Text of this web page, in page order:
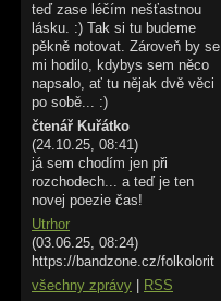
teď zase léčím nešťastnou
lásku. :) Tak si tu budeme
pěkně notovat. Zároveň by se
mi hodilo, kdybys sem něco
napsalo, ať tu nějak dvě věci
po sobě... :)
čtenář Kuřátko
(24.10.25, 08:41)
já sem chodím jen při
rozchodech... a teď je ten
novej poezie čas!
Utrhor
(03.06.25, 08:24)
https://bandzone.cz/folkolorit
všechny zprávy
RSS